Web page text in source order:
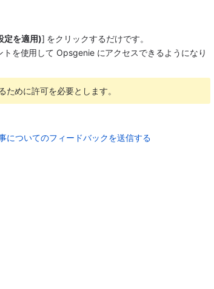
定を適用)] をクリックするだけです。
を使用して Opsgenie にアクセスできるようになり
めに許可を必要とします。
についてのフィードバックを送信する